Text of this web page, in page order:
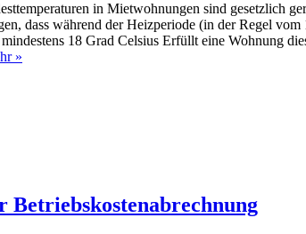
in Mietwohnungen sind gesetzlich
dass während der Heizperiode (in der Regel
18 Grad Celsius Erfüllt eine Wohnung
»
Betriebskostenabrechnung